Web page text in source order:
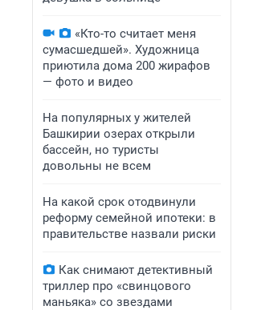
«Кто-то считает меня
сумасшедшей». Художница
приютила дома 200 жирафов
— фото и видео
На популярных у жителей
Башкирии озерах открыли
бассейн, но туристы
довольны не всем
На какой срок отодвинули
реформу семейной ипотеки: в
правительстве назвали риски
Как снимают детективный
триллер про «свинцового
маньяка» со звездами